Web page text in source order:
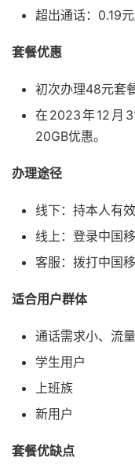
超出通话：0.19
套餐优惠
初次办理48元套
在2023年12月
20GB优惠。
办理途径
线下：持本人有
线上：登录中国
客服：拨打中国
适合用户群体
通话需求小、流
学生用户
上班族
新用户
套餐优缺点